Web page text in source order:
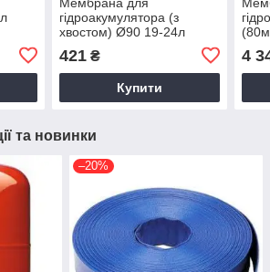
гідроакумулятора (з
хвостом) Ø90 19-24л
(779490)
421₴
Купити
4
та новинки
–20%